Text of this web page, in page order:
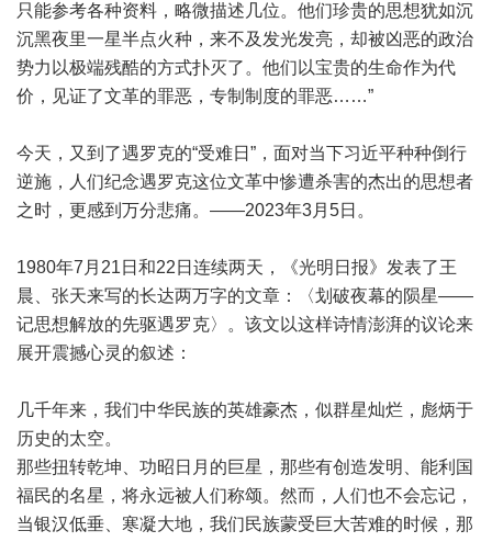
只能参考各种资料，略微描述几位。他们珍贵的思想犹如沉
沉黑夜里一星半点火种，来不及发光发亮，却被凶恶的政治
势力以极端残酷的方式扑灭了。他们以宝贵的生命作为代
价，见证了文革的罪恶，专制制度的罪恶……”
今天，又到了遇罗克的“受难日”，面对当下习近平种种倒行
逆施，人们纪念遇罗克这位文革中惨遭杀害的杰出的思想者
之时，更感到万分悲痛。——2023年3月5日。
1980年7月21日和22日连续两天，《光明日报》发表了王
晨、张天来写的长达两万字的文章：〈划破夜幕的陨星——
记思想解放的先驱遇罗克〉。该文以这样诗情澎湃的议论来
展开震撼心灵的叙述：
几千年来，我们中华民族的英雄豪杰，似群星灿烂，彪炳于
历史的太空。
那些扭转乾坤、功昭日月的巨星，那些有创造发明、能利国
福民的名星，将永远被人们称颂。然而，人们也不会忘记，
当银汉低垂、寒凝大地，我们民族蒙受巨大苦难的时候，那